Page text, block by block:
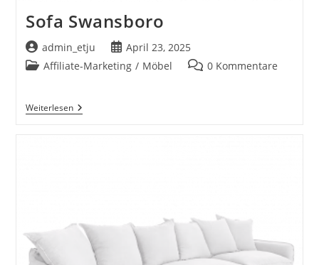
Sofa Swansboro
Beitrags-
Autor:
admin_etju
Beitrag
veröffentlicht:
April 23, 2025
Beitrags-
Affiliate-Marketing / Möbel
Beitrags-
0 Kommentare
WeiterlesenSofa
Swansboro